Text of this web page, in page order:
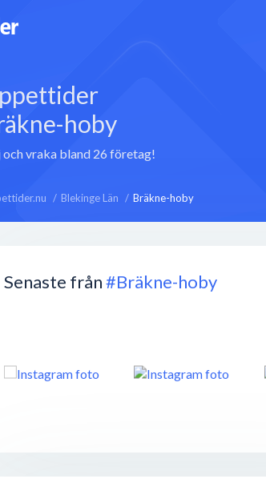
hoby
och vraka bland 26 företag!
Blekinge Län Bräkne-hoby
Senaste från#Bräkne-hoby